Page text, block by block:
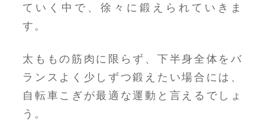
ていく中で、徐々に鍛えられていきま
す。
太ももの筋肉に限らず、下半身全体をバ
ランスよく少しずつ鍛えたい場合には、
自転車こぎが最適な運動と言えるでしょ
う。